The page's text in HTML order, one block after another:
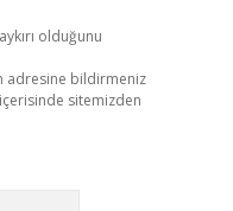
olduğunu
adresine bildirmeniz
sitemizden